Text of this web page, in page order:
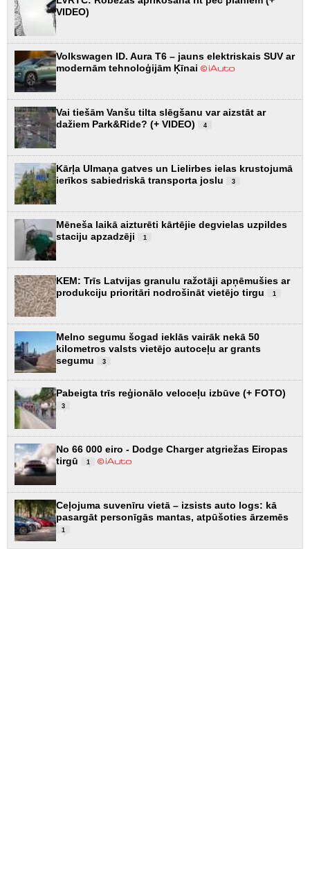
VIDEO)
Volkswagen ID. Aura T6 – jauns elektriskais SUV ar
modernām tehnoloģijām Ķīnai
Vai tiešām Vanšu tilta slēgšanu var aizstāt ar
dažiem Park&Ride? (+ VIDEO)
4
Kārļa Ulmaņa gatves un Lielirbes ielas krustojumā
ierīkos sabiedriskā transporta joslu
3
Mēneša laikā aizturēti kārtējie degvielas uzpildes
staciju apzadzēji
1
KEM: Trīs Latvijas granulu ražotāji apņēmušies ar
produkciju prioritāri nodrošināt vietējo tirgu
1
Melno segumu šogad ieklās vairāk nekā 50
kilometros valsts vietējo autoceļu ar grants
segumu
3
Pabeigta trīs reģionālo veloceļu izbūve (+ FOTO)
3
No 66 000 eiro - Dodge Charger atgriežas Eiropas
tirgū
1
Ceļojuma suvenīru vietā – izsists auto logs: kā
pasargāt personīgās mantas, atpūšoties ārzemēs
1